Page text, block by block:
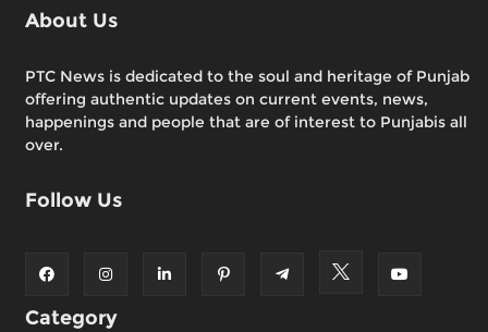
About Us
PTC News is dedicated to the soul and heritage of Punjab
offering authentic updates on current events, news,
happenings and people that are of interest to Punjabis all
over.
Follow Us
Category